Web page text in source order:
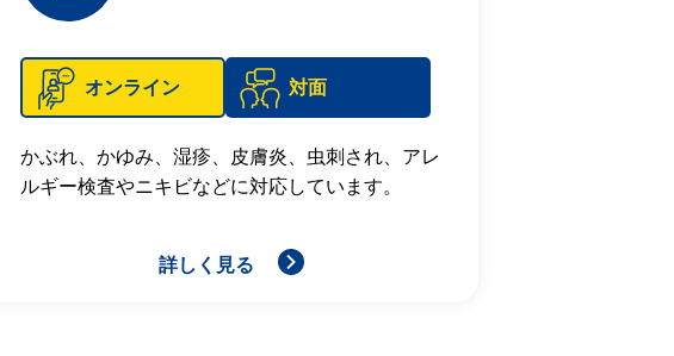
オンライン 対面
かぶれ、かゆみ、湿疹、皮膚炎、虫刺され、アレ
ルギー検査やニキビなどに対応しています。
詳しく見る